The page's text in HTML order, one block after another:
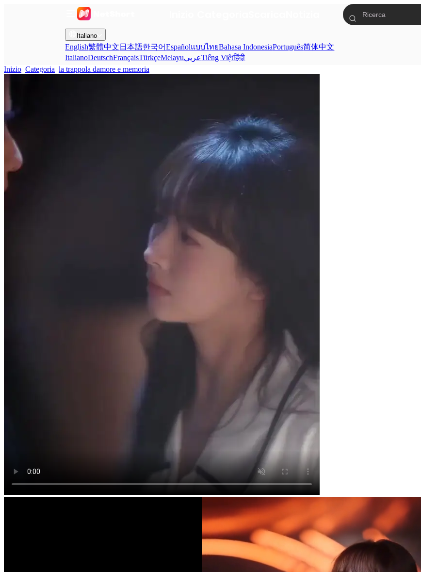
Italiano
English繁體中文 日本語한국어EspañolแบบไทยBahasa IndonesiaPortuguês简体中文
ItalianoDeutschFrançaisTürkçeMelayuعربيTiếng Việtहिंदी
Inizio Categoria la trappola damore e memoria